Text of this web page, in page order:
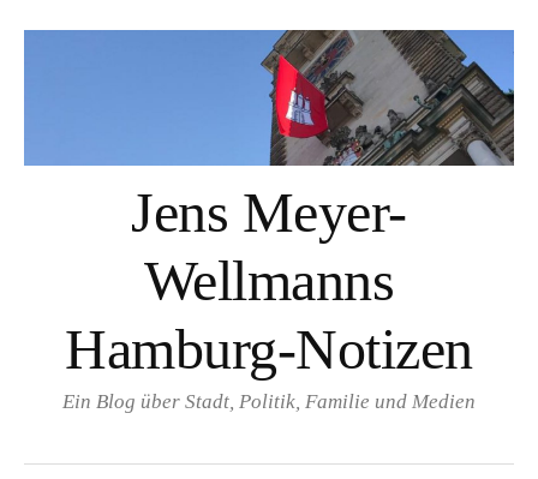
Jens Meyer-
Wellmanns
Hamburg-Notizen
Ein Blog über Stadt, Politik, Familie und Medien